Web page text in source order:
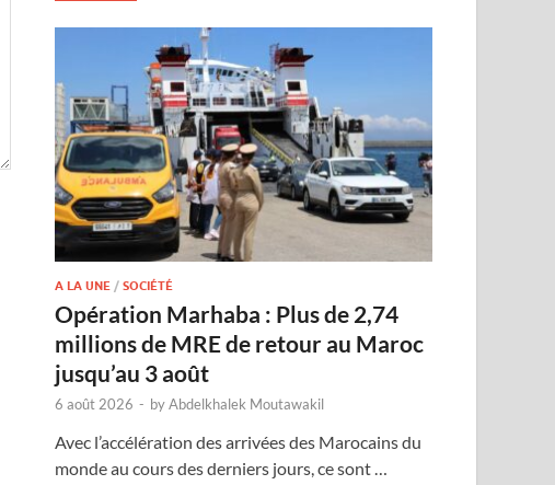
A LA UNE /SOCIÉTÉ
Opération Marhaba : Plus de 2,74
millions de MRE de retour au Maroc
jusqu’au 3 août
6 août 2026 - byAbdelkhalek Moutawakil
Avec l’accélération des arrivées des Marocains du
monde au cours des derniers jours, ce sont …